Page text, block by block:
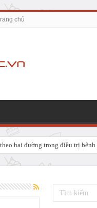
chủ
hai đường trong điều trị
BA ĐƯỜNG MẬT TUÝP IV